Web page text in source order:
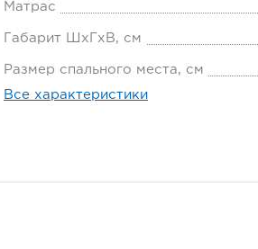
Матрас
Габарит ШхГхВ, см
Размер спального места, см
Все характеристики